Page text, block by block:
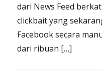
dari News Feed
clickbait yang
Facebook secara
dari ribuan […]